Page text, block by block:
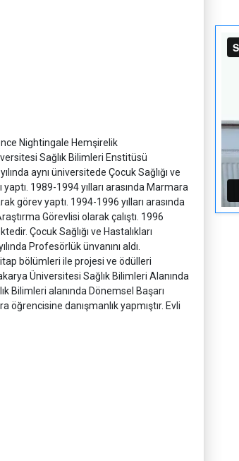
Nightingale Hemşirelik
Sağlık Bilimleri Enstitüsü
aynı üniversitede Çocuk Sağlığı ve
yaptı. 1989-1994 yılları arasında Marmara
görev yaptı. 1994-1996 yılları arasında
Görevlisi olarak çalıştı. 1996
Çocuk Sağlığı ve Hastalıkları
Profesörlük ünvanını aldı.
bölümleri ile projesi ve ödülleri
Üniversitesi Sağlık Bilimleri Alanında
Bilimleri alanında Dönemsel Başarı
öğrencisine danışmanlık yapmıştır. Evli